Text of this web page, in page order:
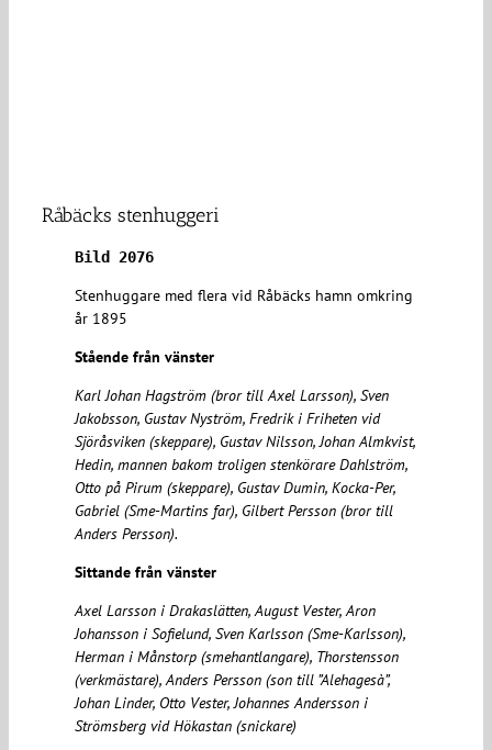
Råbäcks stenhuggeri
Bild 2076
Stenhuggare med flera vid Råbäcks hamn omkring
år 1895
Stående från vänster
Karl Johan Hagström (bror till Axel Larsson), Sven
Jakobsson, Gustav Nyström, Fredrik i Friheten vid
Sjöråsviken (skeppare), Gustav Nilsson, Johan Almkvist,
Hedin, mannen bakom troligen stenkörare Dahlström,
Otto på Pirum (skeppare), Gustav Dumin, Kocka-Per,
Gabriel (Sme-Martins far), Gilbert Persson (bror till
Anders Persson).
Sittande från vänster
Axel Larsson i Drakaslätten, August Vester, Aron
Johansson i Sofielund, Sven Karlsson (Sme-Karlsson),
Herman i Månstorp (smehantlangare), Thorstensson
(verkmästare), Anders Persson (son till ”Alehagesà”,
Johan Linder, Otto Vester, Johannes Andersson i
Strömsberg vid Hökastan (snickare)